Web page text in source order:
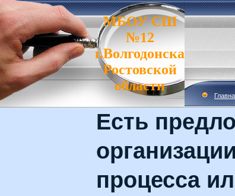
МБОУ СШ
№12
г.Волгодонска
Ростовской
области
Есть
процесса